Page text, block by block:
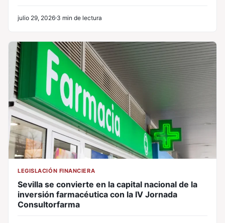
julio 29, 2026 3 min de lectura
LEGISLACIÓN FINANCIERA
Sevilla se convierte en la capital nacional de la
inversión farmacéutica con la IV Jornada
Consultorfarma